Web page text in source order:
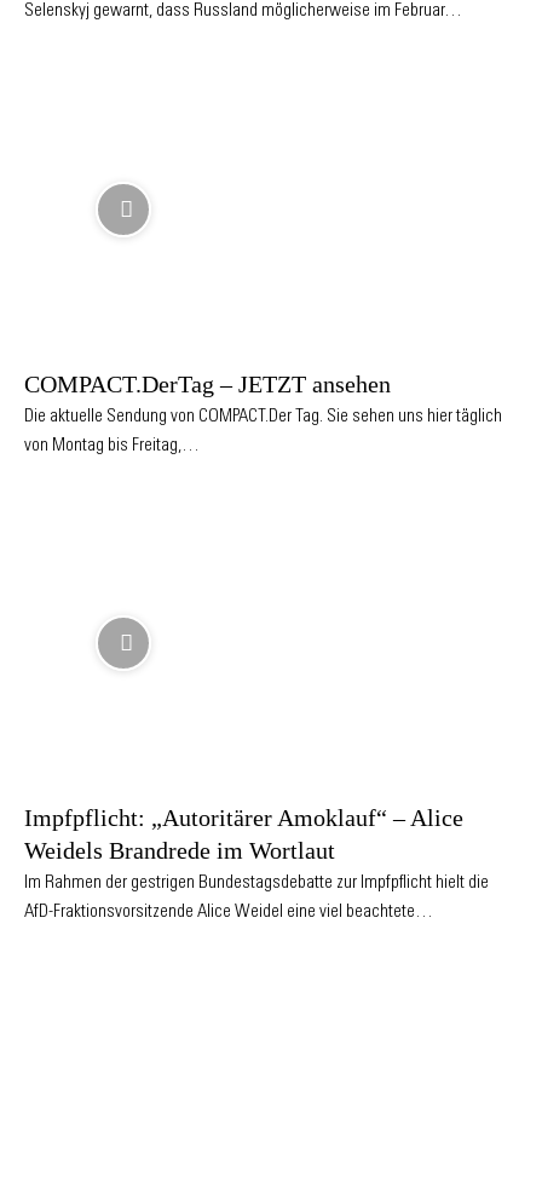
Selenskyj gewarnt, dass Russland möglicherweise im Februar…
COMPACT.DerTag – JETZT ansehen
Die aktuelle Sendung von COMPACT.Der Tag. Sie sehen uns hier täglich
von Montag bis Freitag,…
Impfpflicht: „Autoritärer Amoklauf“ – Alice
Weidels Brandrede im Wortlaut
Im Rahmen der gestrigen Bundestagsdebatte zur Impfpflicht hielt die
AfD-Fraktionsvorsitzende Alice Weidel eine viel beachtete…